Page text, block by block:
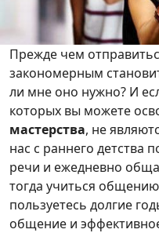
Прежде чем
закономерным
ли мне оно нужно? И
которых вы можете
мастерства, не
нас с раннего детства
речи и ежедневно
тогда учиться
пользуетесь долгие
общение и